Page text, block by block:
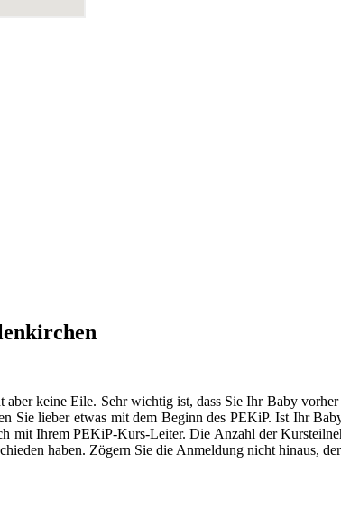
keine Eile. Sehr wichtig ist, dass Sie Ihr Baby
Sie lieber etwas mit dem Beginn des PEKiP. Ist Ihr
mit Ihrem PEKiP-Kurs-Leiter. Die Anzahl der
haben. Zögern Sie die Anmeldung nicht hinaus,